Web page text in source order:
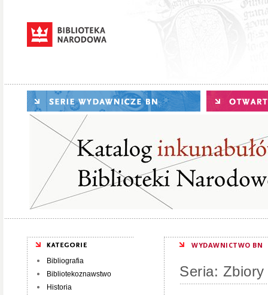
Bibliografia
Bibliotekoznawstwo
Historia
WYDAWNICTWO BN
Seria: